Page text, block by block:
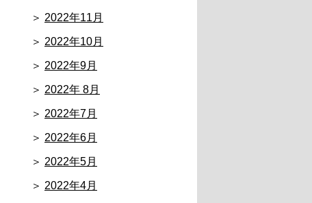
2022年11月
2022年10月
2022年9月
2022年 8月
2022年7月
2022年6月
2022年5月
2022年4月